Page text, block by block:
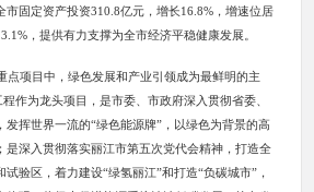
市固定资产投资310.8亿元，增长16.8%，增速位居
，提供有力支撑为全市经济平稳健康发展。
点项目中，绿色发展和产业引领成为最鲜明的主
作为龙头项目，是市委、市政府深入贯彻省委、
发挥世界一流的“绿色能源牌”，以绿色为背景的高
是深入贯彻落实丽江市第五次党代会精神，打造全
验区，着力建设“绿氢丽江”和打造“负碳城市”，